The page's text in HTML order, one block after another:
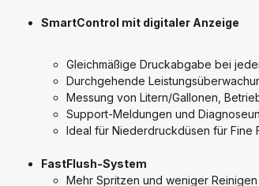
SmartControl mit digitaler Anzeige
Gleichmäßige Druckabgabe bei
Durchgehende
Messung von Litern/Gallonen,
Support-Meldungen und
Ideal für Niederdruckdüsen für Fine
FastFlush-System
Mehr Spritzen und weniger Reinigen